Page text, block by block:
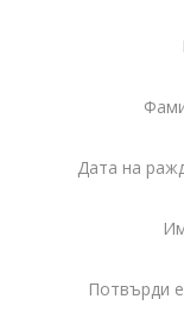
Дата на
Потвърди